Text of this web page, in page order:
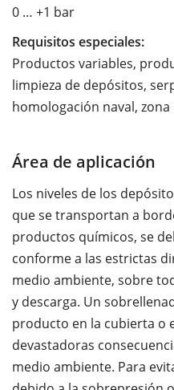
0 … +1 bar
Requisitos especiales:
Productos variables,
limpieza de depósitos,
homologación naval, zona
Área de aplicación
Los niveles de los
que se transportan a
productos químicos, se
conforme a las estrictas
medio ambiente, sobre
y descarga. Un
producto en la cubierta o
devastadoras
medio ambiente. Para